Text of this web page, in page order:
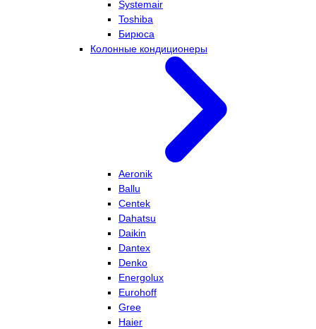
Systemair
Toshiba
Бирюса
Колонные кондиционеры
Aeronik
Ballu
Centek
Dahatsu
Daikin
Dantex
Denko
Energolux
Eurohoff
Gree
Haier